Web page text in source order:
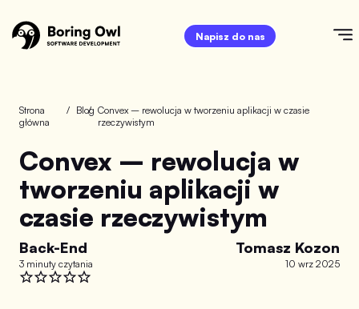
Napisz do nas
Strona
główna
/ Blog
/ Convex – rewolucja w tworzeniu aplikacji w czasie
rzeczywistym
Convex – rewolucja w
tworzeniu aplikacji w
czasie rzeczywistym
Back-End
3 minuty czytania
Tomasz Kozon
10 wrz 2025